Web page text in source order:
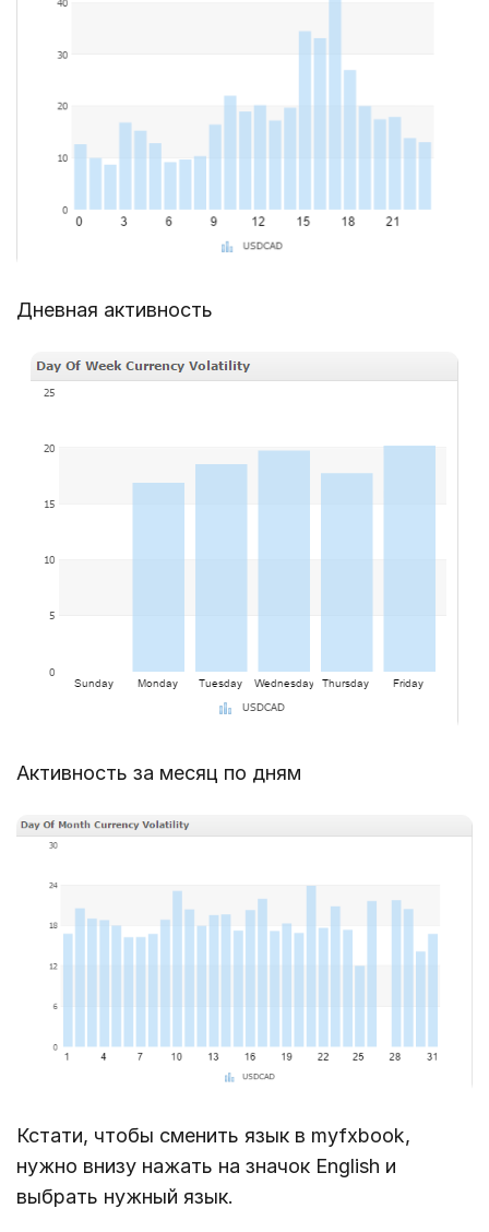
Дневная активность
Активность за месяц по дням
Кстати, чтобы сменить язык в myfxbook,
нужно внизу нажать на значок English и
выбрать нужный язык.